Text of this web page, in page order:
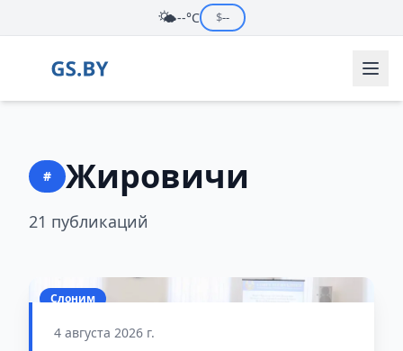
🌤️--°C $--
# Жировичи
21 публикаций
Слоним
4 августа 2026 г.